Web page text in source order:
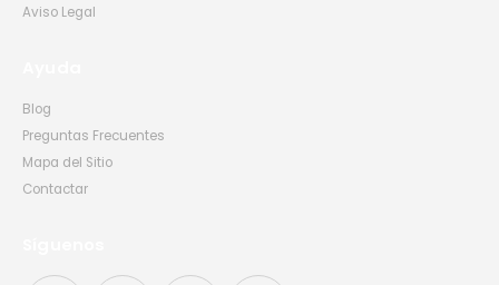
Aviso Legal
Blog
Preguntas Frecuentes
Mapa del Sitio
Contactar